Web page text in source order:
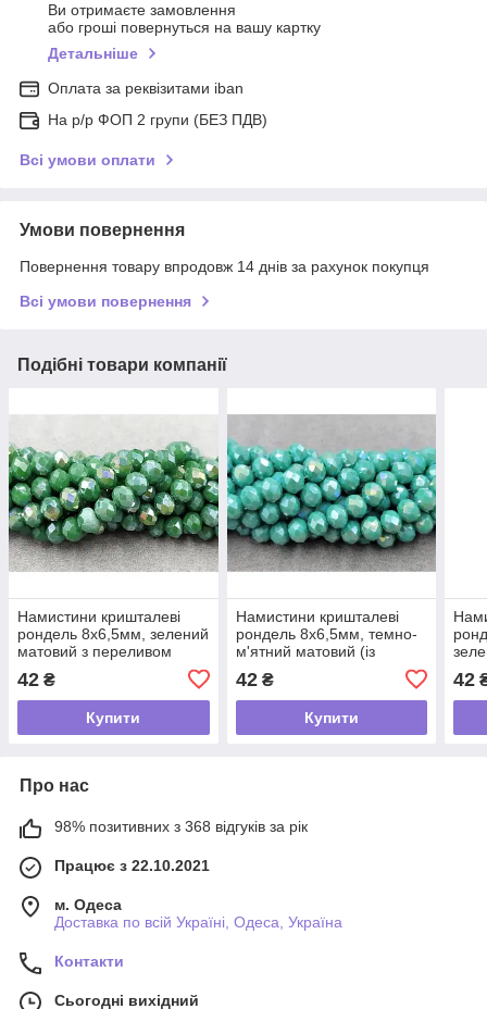
Ви отримаєте замовлення
або гроші повернуться на вашу картку
Детальніше
Оплата за реквізитами iban
На р/р ФОП 2 групи (БЕЗ ПДВ)
Всі умови оплати
Умови повернення
Повернення товару впродовж 14 днів за рахунок покупця
Всі умови повернення
Подібні товари компанії
Намистини кришталеві
рондель 8х6,5мм, зелений
матовий з переливом
42 ₴
Купити
Намистини кришталеві
рондель 8х6,5мм, темно-
м'ятний матовий (із
переливом
42₴
Купити
42
Про нас
98% позитивних з 368 відгуків за рік
Працює з 22.10.2021
м. Одеса
Доставка по всій Україні, Одеса, Україна
Контакти
Сьогодні вихідний